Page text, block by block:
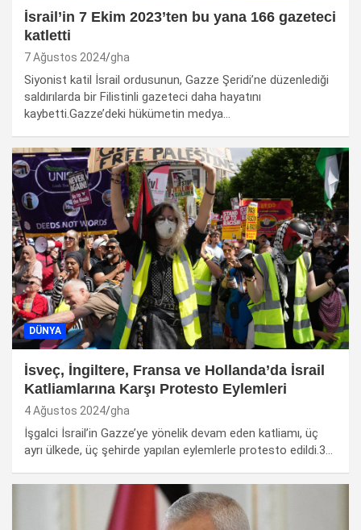
İsrail’in 7 Ekim 2023’ten bu yana 166 gazeteci
katletti
7 Ağustos 2024 gha
Siyonist katil İsrail ordusunun, Gazze Şeridi’ne düzenlediği
saldırılarda bir Filistinli gazeteci daha hayatını
kaybetti.Gazze’deki hükümetin medya…
DÜNYA
İsveç, İngiltere, Fransa ve Hollanda’da İsrail
Katliamlarına Karşı Protesto Eylemleri
4 Ağustos 2024 gha
İşgalci İsrail’in Gazze’ye yönelik devam eden katliamı, üç
ayrı ülkede, üç şehirde yapılan eylemlerle protesto edildi.3…